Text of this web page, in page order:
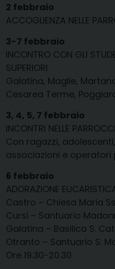
2 febbraio
ACCOGLIENZA NELLE
3-7 febbraio
INCONTRO CON GLI
SUPERIORI
Galatina, Maglie,
Cesarea Terme,
3, 4, 5, 7 febbraio
INCONTRI NELLE
Con ragazzi,
associazioni e operatori
6 febbraio
ADORAZIONE
Castro – Chiesa Maria
Cursi – Santuario
Galatina – Basilica S.
Otranto – Santuario S.
Ore 19.30-20.30